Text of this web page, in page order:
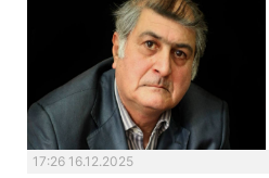
17:26 16.12.2025